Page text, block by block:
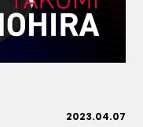
2023.04.07